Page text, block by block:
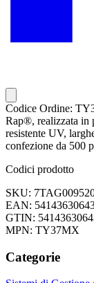
Codice Ordine:
Rap®, realizzata in
resistente UV,
confezione da 500
Codici prodotto
SKU:
EAN:
GTIN:
MPN: TY37MX
Categorie